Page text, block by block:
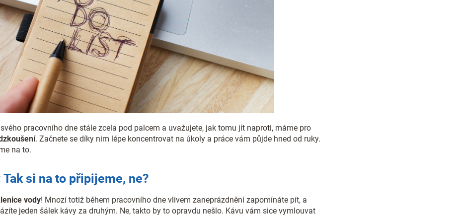
pracovního dne stále zcela pod palcem a uvažujete, jak tomu jít naproti, máme pro
. Začnete se díky nim lépe koncentrovat na úkoly a práce vám půjde hned od ruky.
na to.
si na to připijeme, ne?
vody! Mnozí totiž během pracovního dne vlivem zaneprázdnění zapomínáte pít, a
jeden šálek kávy za druhým. Ne, takto by to opravdu nešlo. Kávu vám sice vymlouvat